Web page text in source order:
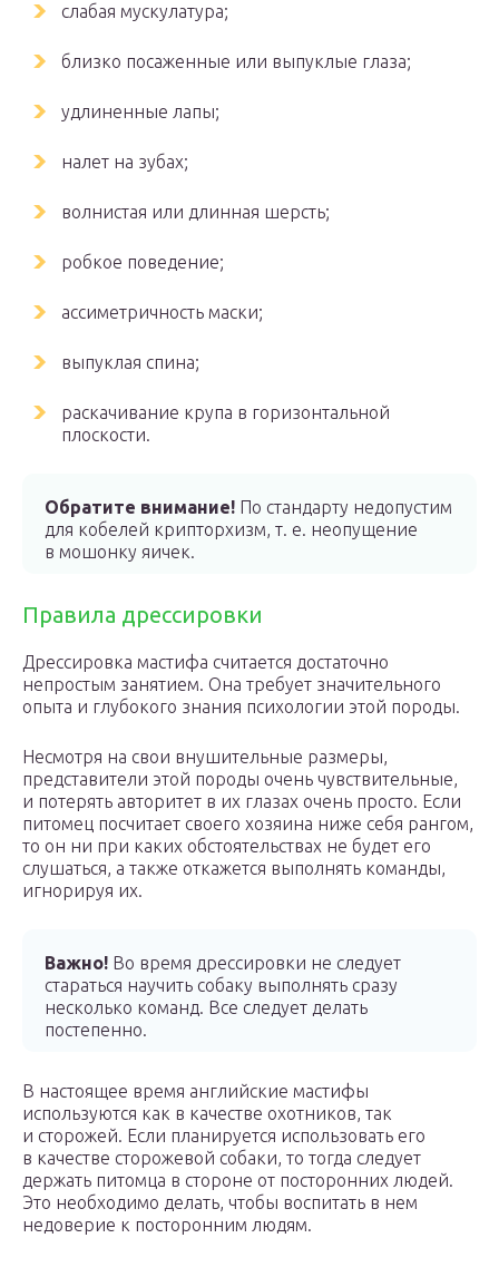
слабая мускулатура;
близко посаженные или выпуклые глаза;
удлиненные лапы;
налет на зубах;
волнистая или длинная шерсть;
робкое поведение;
ассиметричность маски;
выпуклая спина;
раскачивание крупа в горизонтальной
плоскости.
Обратите внимание! По стандарту недопустим
для кобелей крипторхизм, т. е. неопущение
в мошонку яичек.
Правила дрессировки
Дрессировка мастифа считается достаточно
непростым занятием. Она требует значительного
опыта и глубокого знания психологии этой породы.
Несмотря на свои внушительные размеры,
представители этой породы очень чувствительные,
и потерять авторитет в их глазах очень просто. Если
питомец посчитает своего хозяина ниже себя рангом,
то он ни при каких обстоятельствах не будет его
слушаться, а также откажется выполнять команды,
игнорируя их.
Важно! Во время дрессировки не следует
стараться научить собаку выполнять сразу
несколько команд. Все следует делать
постепенно.
В настоящее время английские мастифы
используются как в качестве охотников, так
и сторожей. Если планируется использовать его
в качестве сторожевой собаки, то тогда следует
держать питомца в стороне от посторонних людей.
Это необходимо делать, чтобы воспитать в нем
недоверие к посторонним людям.